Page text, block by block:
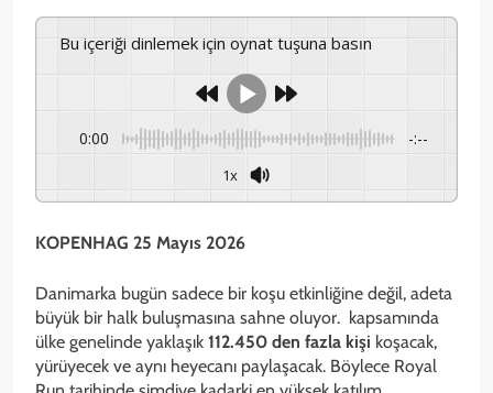
Bu içeriği dinlemek için oynat tuşuna basın
0:00 -:--
1x
KOPENHAG 25 Mayıs 2026
Danimarka bugün sadece bir koşu etkinliğine değil, adeta
büyük bir halk buluşmasına sahne oluyor. kapsamında
ülke genelinde yaklaşık 112.450 den fazla kişi koşacak,
yürüyecek ve aynı heyecanı paylaşacak. Böylece Royal